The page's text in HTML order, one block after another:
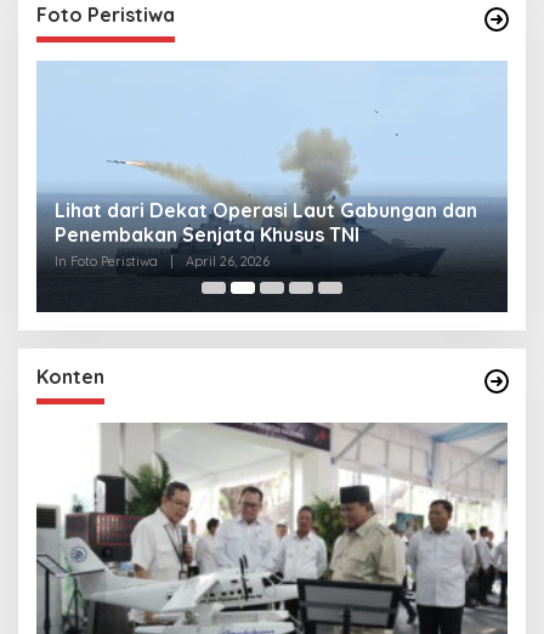
Foto Peristiwa
Lihat dari Dekat Operasi Laut Gabungan dan
Penembakan Senjata Khusus TNI
In Foto Peristiwa | April 26, 2026
Konten